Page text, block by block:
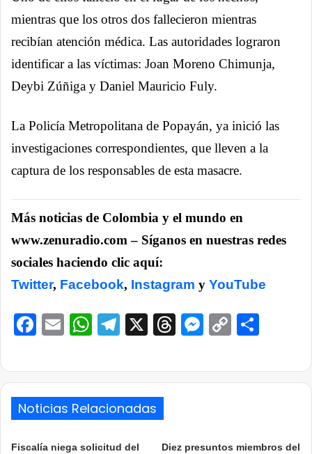
mientras que los otros dos fallecieron mientras
recibían atención médica. Las autoridades lograron
identificar a las víctimas: Joan Moreno Chimunja,
Deybi Zúñiga y Daniel Mauricio Fuly.
La Policía Metropolitana de Popayán, ya inició las
investigaciones correspondientes, que lleven a la
captura de los responsables de esta masacre.
Más noticias de Colombia y el mundo en
www.zenuradio.com – Síganos en nuestras redes
sociales haciendo clic aquí:
Twitter, Facebook, Instagram y YouTube
Facebook
EmailWhatsApp
Telegram
X ThreadsCopy
Noticias Relacionadas
Fiscalía niega solicitud del
Diez presuntos miembros del